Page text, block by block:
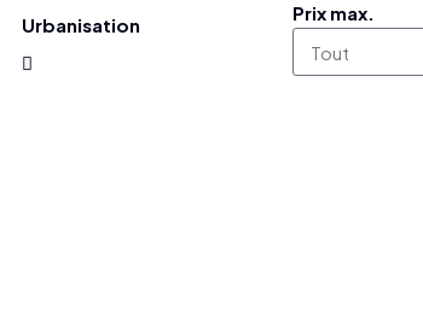
Urbanisation
Prix max.